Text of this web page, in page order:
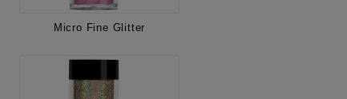
Micro Fine Glitter